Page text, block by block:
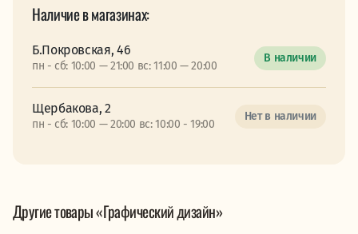
Наличие в магазинах:
Б.Покровская, 46
пн - сб: 10:00 — 21:00 вс: 11:00 — 20:00
В наличии
Щербакова, 2
пн - сб: 10:00 — 20:00 вс: 10:00 - 19:00
Нет в наличии
Другие товары «Графический дизайн»